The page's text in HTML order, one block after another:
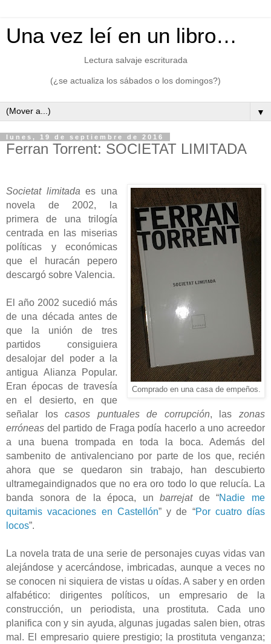
Una vez leí en un libro…
Lectura salvaje escriturada
(¿se actualiza los sábados o los domingos?)
▼
lunes, 19 de septiembre de 2016
Ferran Torrent: SOCIETAT LIMITADA
Comprado en una casa de empeños.
Societat limitada es una
novela de 2002, la
primera de una trilogía
centrada en las miserias
políticas y económicas
que el huracán pepero
descargó sobre Valencia.
El año 2002 sucedió más
de una década antes de
que la unión de tres
partidos consiguiera
desalojar del poder a la
antigua Alianza Popular.
Eran épocas de travesía
en el desierto, en que
señalar loscasos puntuales de corrupción, laszonas
erróneas del partido de Fraga podía hacerlo a uno acreedor
a una buena trompada en toda la boca. Además del
sambenito de antivalenciano por parte de los que, recién
ahora que se quedaron sin trabajo, han descubierto
ultramegaindignados que no era oro todo lo que relucía. La
banda sonora de la época, unbarrejatde “Nadie me
quitamis vacaciones en Castellón” y de “Por cuatro días
locos”.
La novela trata de una serie de personajes cuyas vidas van
alejándose y acercándose, imbricadas, aunque a veces no
se conocen ni siquiera de vistas u oídas. A saber y en orden
alfabético: dirigentes políticos, un empresario de la
construcción, un periodista, una prostituta. Cada uno
planifica con y sin ayuda, algunas jugadas salen bien, otras
mal. El empresario quiere prestigio; la prostituta venganza;